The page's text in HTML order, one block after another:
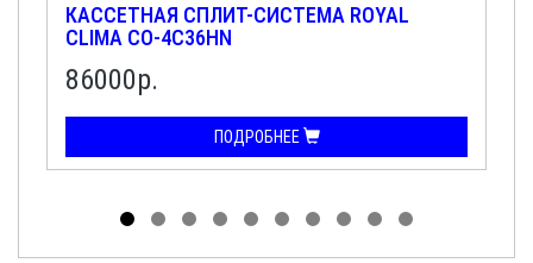
КАССЕТНАЯ СПЛИТ-СИСТЕМА ROYAL
CLIMA CO-4C36HN
86000р.
ПОДРОБНЕЕ